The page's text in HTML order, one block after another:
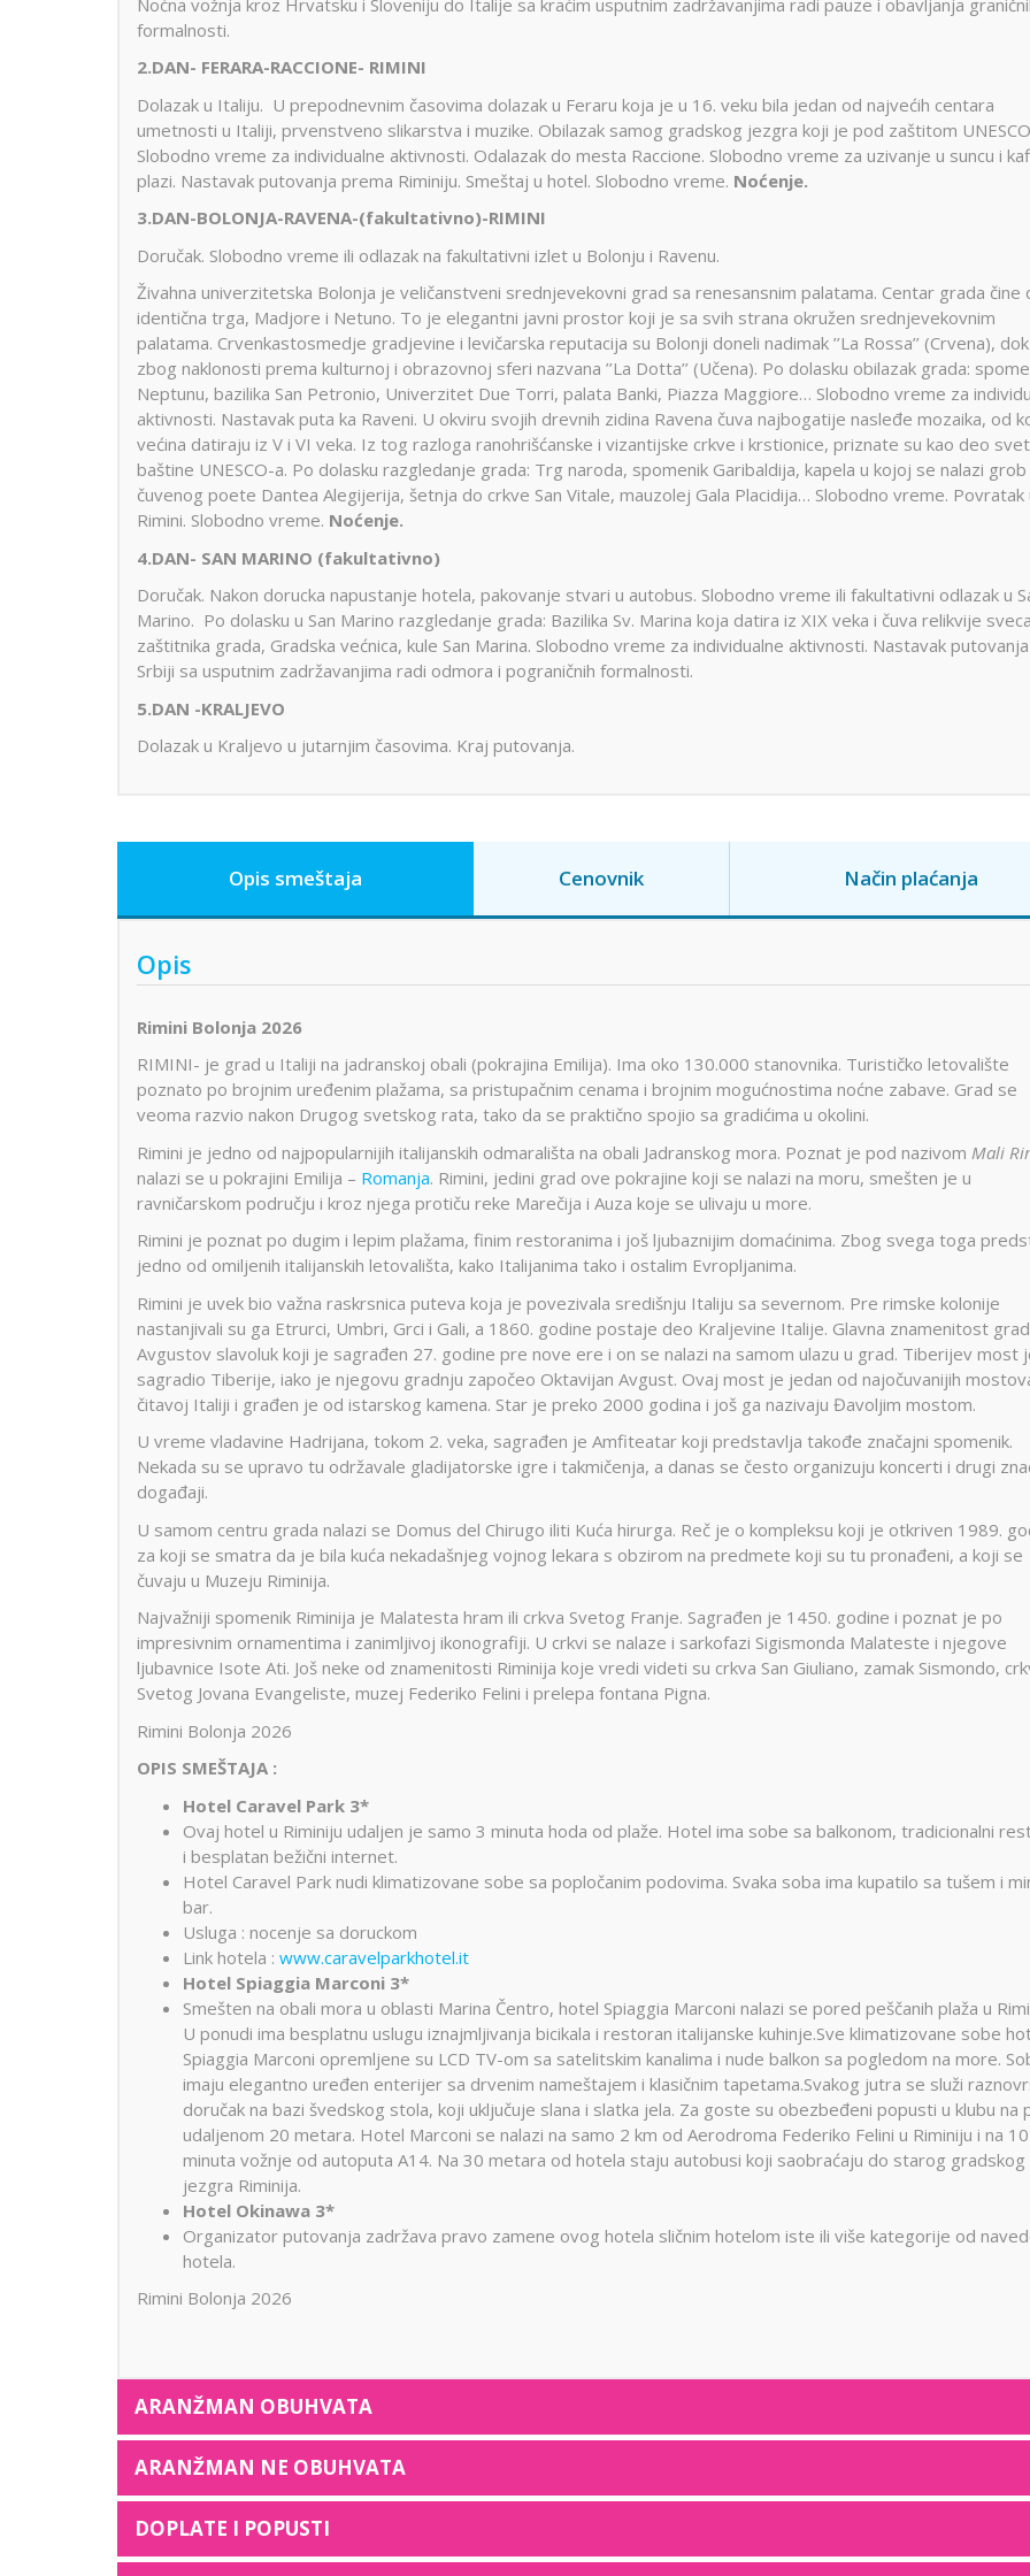
Dobre Vode
Alanja
guletom
Lošinj
Istra
Dubrovnik
Jadranska
ostrva
Aja Napa i
Protaras
Limasol
Larnaka
Hurgada
Šarm El Šeik
Krstarenje
Nilom
Ohrid
Banje Srbije
Etno sela
Minhen
Prag
Pariz
Segedin
Sarajevo Solun
Temišvar
Stokholm
Švajcarska Skandinavija
Sankt
Petersburg
Trebinje
Trst Venecija
Vroclav
formalnosti.
2.DAN- FERARA-RACCIONE- RIMINI
Dolazak u Italiju. U prepodnevnim časovima dolazak u Feraru koja je u 16. veku bila jedan od najvećih centara
umetnosti u Italiji, prvenstveno slikarstva i muzike. Obilazak samog gradskog jezgra koji je pod zaštitom
Slobodno vreme za individualne aktivnosti. Odalazak do mesta Raccione. Slobodno vreme za uzivanje u suncu i
plazi. Nastavak putovanja prema Riminiju. Smeštaj u hotel. Slobodno vreme. Noćenje.
3.DAN-BOLONJA-RAVENA-(fakultativno)-RIMINI
Doručak. Slobodno vreme ili odlazak na fakultativni izlet u Bolonju i Ravenu.
Živahna univerzitetska Bolonja je veličanstveni srednjevekovni grad sa renesansnim palatama. Centar grada čine
identična trga, Madjore i Netuno. To je elegantni javni prostor koji je sa svih strana okružen srednjevekovnim
palatama. Crvenkastosmedje gradjevine i levičarska reputacija su Bolonji doneli nadimak ’’La Rossa’’ (Crvena),
zbog naklonosti prema kulturnoj i obrazovnoj sferi nazvana ’’La Dotta’’ (Učena). Po dolasku obilazak grada:
Neptunu, bazilika San Petronio, Univerzitet Due Torri, palata Banki, Piazza Maggiore… Slobodno vreme za
aktivnosti. Nastavak puta ka Raveni. U okviru svojih drevnih zidina Ravena čuva najbogatije nasleđe mozaika, od
većina datiraju iz V i VI veka. Iz tog razloga ranohrišćanske i vizantijske crkve i krstionice, priznate su kao deo
baštine UNESCO-a. Po dolasku razgledanje grada: Trg naroda, spomenik Garibaldija, kapela u kojoj se nalazi grob
čuvenog poete Dantea Alegijerija, šetnja do crkve San Vitale, mauzolej Gala Placidija… Slobodno vreme. Povratak
Rimini. Slobodno vreme. Noćenje.
4.DAN- SAN MARINO (fakultativno)
Doručak. Nakon dorucka napustanje hotela, pakovanje stvari u autobus. Slobodno vreme ili fakultativni odlazak u
Marino. Po dolasku u San Marino razgledanje grada: Bazilika Sv. Marina koja datira iz XIX veka i čuva relikvije sveca
zaštitnika grada, Gradska većnica, kule San Marina. Slobodno vreme za individualne aktivnosti. Nastavak
Srbiji sa usputnim zadržavanjima radi odmora i pograničnih formalnosti.
5.DAN -KRALJEVO
Dolazak u Kraljevo u jutarnjim časovima. Kraj putovanja.
Opis smeštaja Cenovnik Način plaćanja
Opis
Rimini Bolonja 2026
RIMINI- je grad u Italiji na jadranskoj obali (pokrajina Emilija). Ima oko 130.000 stanovnika. Turističko letovalište
poznato po brojnim uređenim plažama, sa pristupačnim cenama i brojnim mogućnostima noćne zabave. Grad se
veoma razvio nakon Drugog svetskog rata, tako da se praktično spojio sa gradićima u okolini.
Rimini je jedno od najpopularnijih italijanskih odmarališta na obali Jadranskog mora. Poznat je pod nazivom Mali
nalazi se u pokrajini Emilija – Romanja. Rimini, jedini grad ove pokrajine koji se nalazi na moru, smešten je u
ravničarskom području i kroz njega protiču reke Marečija i Auza koje se ulivaju u more.
Rimini je poznat po dugim i lepim plažama, finim restoranima i još ljubaznijim domaćinima. Zbog svega toga
jedno od omiljenih italijanskih letovališta, kako Italijanima tako i ostalim Evropljanima.
Rimini je uvek bio važna raskrsnica puteva koja je povezivala središnju Italiju sa severnom. Pre rimske kolonije
nastanjivali su ga Etrurci, Umbri, Grci i Gali, a 1860. godine postaje deo Kraljevine Italije. Glavna znamenitost
Avgustov slavoluk koji je sagrađen 27. godine pre nove ere i on se nalazi na samom ulazu u grad. Tiberijev most
sagradio Tiberije, iako je njegovu gradnju započeo Oktavijan Avgust. Ovaj most je jedan od najočuvanijih
čitavoj Italiji i građen je od istarskog kamena. Star je preko 2000 godina i još ga nazivaju Đavoljim mostom.
U vreme vladavine Hadrijana, tokom 2. veka, sagrađen je Amfiteatar koji predstavlja takođe značajni spomenik.
Nekada su se upravo tu održavale gladijatorske igre i takmičenja, a danas se često organizuju koncerti i drugi
događaji.
U samom centru grada nalazi se Domus del Chirugo iliti Kuća hirurga. Reč je o kompleksu koji je otkriven 1989.
za koji se smatra da je bila kuća nekadašnjeg vojnog lekara s obzirom na predmete koji su tu pronađeni, a koji se
čuvaju u Muzeju Riminija.
Najvažniji spomenik Riminija je Malatesta hram ili crkva Svetog Franje. Sagrađen je 1450. godine i poznat je po
impresivnim ornamentima i zanimljivoj ikonografiji. U crkvi se nalaze i sarkofazi Sigismonda Malateste i njegove
ljubavnice Isote Ati. Još neke od znamenitosti Riminija koje vredi videti su crkva San Giuliano, zamak Sismondo,
Svetog Jovana Evangeliste, muzej Federiko Felini i prelepa fontana Pigna.
Rimini Bolonja 2026
OPIS SMEŠTAJA :
Hotel Caravel Park 3*
Ovaj hotel u Riminiju udaljen je samo 3 minuta hoda od plaže. Hotel ima sobe sa balkonom, tradicionalni
i besplatan bežični internet.
Hotel Caravel Park nudi klimatizovane sobe sa popločanim podovima. Svaka soba ima kupatilo sa tušem i
bar.
Usluga : nocenje sa doruckom
Link hotela : www.caravelparkhotel.it
Hotel Spiaggia Marconi 3*
Smešten na obali mora u oblasti Marina Čentro, hotel Spiaggia Marconi nalazi se pored peščanih plaža u
U ponudi ima besplatnu uslugu iznajmljivanja bicikala i restoran italijanske kuhinje.Sve klimatizovane sobe
Spiaggia Marconi opremljene su LCD TV-om sa satelitskim kanalima i nude balkon sa pogledom na more.
imaju elegantno uređen enterijer sa drvenim nameštajem i klasičnim tapetama.Svakog jutra se služi
doručak na bazi švedskog stola, koji uključuje slana i slatka jela. Za goste su obezbeđeni popusti u klubu na
udaljenom 20 metara. Hotel Marconi se nalazi na samo 2 km od Aerodroma Federiko Felini u Riminiju i na 10
minuta vožnje od autoputa A14. Na 30 metara od hotela staju autobusi koji saobraćaju do starog gradskog
jezgra Riminija.
Hotel Okinawa 3*
Organizator putovanja zadržava pravo zamene ovog hotela sličnim hotelom iste ili više kategorije od
hotela.
Rimini Bolonja 2026
ARANŽMAN OBUHVATA
ARANŽMAN NE OBUHVATA
DOPLATE I POPUSTI